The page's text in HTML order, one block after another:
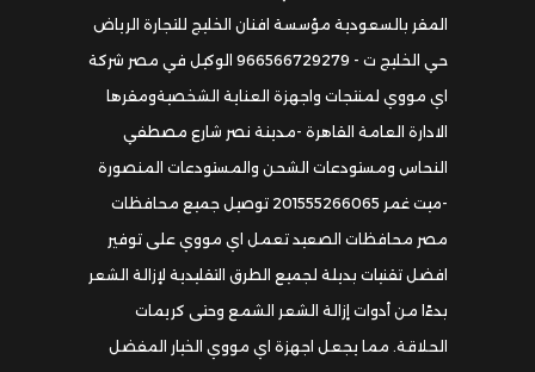
المقر بالسعودية مؤسسة افنان الخليج للتجارة الرياض
حي الخليج ت - 966566729279 الوكيل في مصر شركة
اي مووي لمنتجات واجهزة العناية الشخصيةومقرها
الادارة العامة القاهرة -مدينة نصر شارع مصطفي
النحاس ومستودعات الشحن والمستودعات المنصورة
-ميت غمر 201555266065 توصيل جميع محافظات
مصر محافظات الصعيد تعمل اي مووي على توفير
افضل تقنيات بديلة لجميع الطرق التقليدية لإزالة الشعر
بدءًا من أدوات إزالة الشعر الشمع وحتى كريمات
الحلاقة. مما يجعل اجهزة اي مووي الخيار المفضل